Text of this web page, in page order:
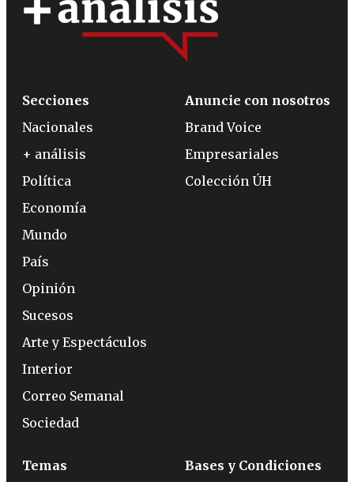
Secciones
Nacionales
+ análisis
Política
Economía
Mundo
País
Opinión
Sucesos
Arte y Espectáculos
Interior
Correo Semanal
Sociedad
Anuncie con nosotros
Brand Voice
Empresariales
Colección ÚH
Temas Bases y Condiciones